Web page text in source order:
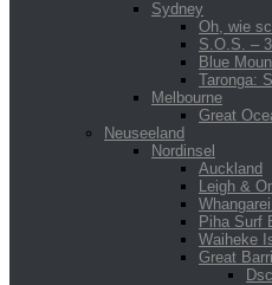
Sydney
Oh, wie
S.O.S. –
Blue
Taronga:
Melbourne
Great
Neuseeland
Nordinsel
Auckland
Leigh &
Piha Surf
Waiheke
Great